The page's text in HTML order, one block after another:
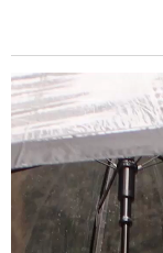
Reproductor
de
vídeo